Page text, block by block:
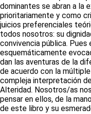
dominantes se abran a la
prioritariamente y como
juicios preferenciales
todos nosotros: su
convivencia pública.
esquemáticamente
dan las aventuras de la
de acuerdo con la
compleja interpretación
Alteridad. Nosotros/as
pensar en ellos, de la
de este libro y su